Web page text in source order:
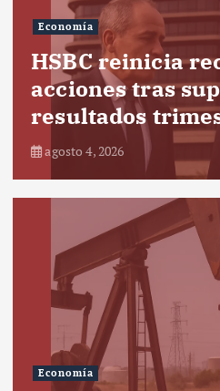
Economía
HSBC reinicia
acciones tras
resultados
agosto 4, 2026
Economía